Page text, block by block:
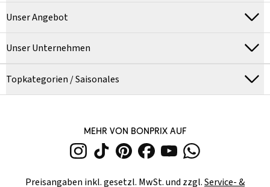
Unser Angebot
Unser Unternehmen
Topkategorien / Saisonales
MEHR VON BONPRIX AUF
Preisangaben inkl. gesetzl. MwSt. und zzgl.Service- &